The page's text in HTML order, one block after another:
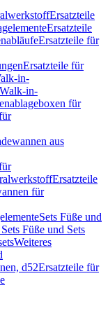
Ersatzteile
Ersatzteile
Ersatzteile für
Ersatzteile für
in-
in-
für
aus
Ersatzteile
für
Sets Füße und
Füße und Sets
Weiteres
d52Ersatzteile für